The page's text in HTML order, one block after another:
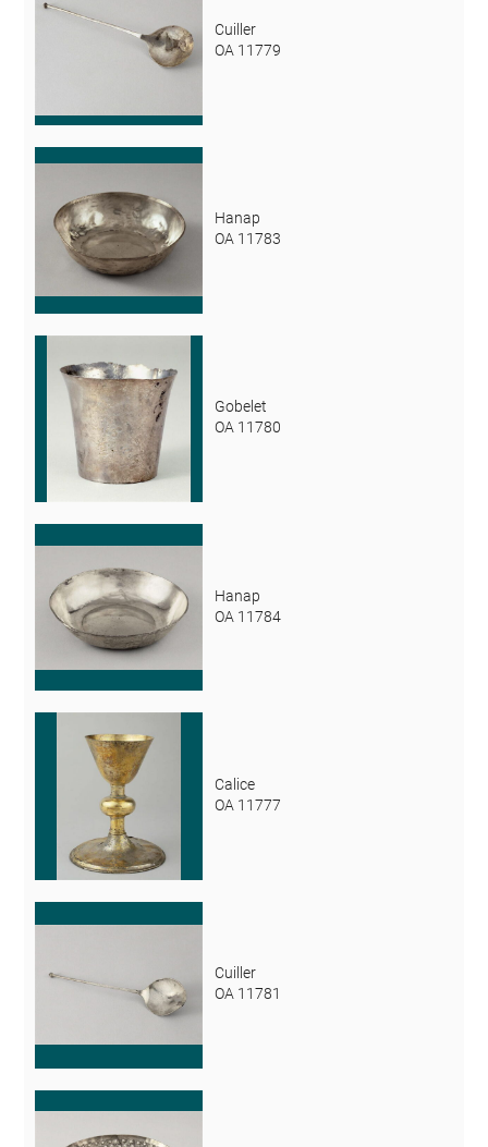
Cuiller
OA 11779
Hanap
OA 11783
Gobelet
OA 11780
Hanap
OA 11784
Calice
OA 11777
Cuiller
OA 11781